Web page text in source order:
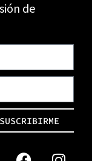
de
SUSCRIBIRME